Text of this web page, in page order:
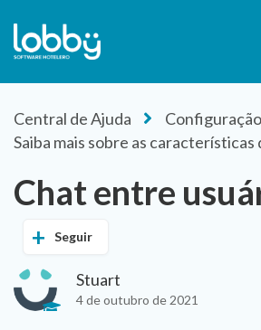
Central de Ajuda
Saiba mais sobre as características
Chat entre
Seguir
Stuart
4 de outubro de 2021